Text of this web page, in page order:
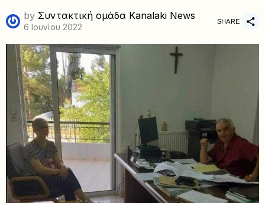
by Συντακτική ομάδα Kanalaki News
6 Ιουνίου 2022
SHARE